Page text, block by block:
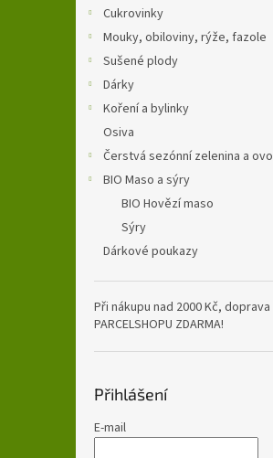
Cukrovinky
Mouky, obiloviny, rýže, fazole
Sušené plody
Dárky
Koření a bylinky
Osiva
Čerstvá sezónní zelenina a
BIO Maso a sýry
BIO Hovězí maso
Sýry
Dárkové poukazy
Při nákupu nad 2000 Kč, doprava
PARCELSHOPU ZDARMA!
Přihlášení
E-mail